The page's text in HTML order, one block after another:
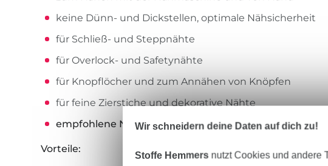
keine Dünn- und Dickstellen, optimale Nähsicherheit
für Schließ- und Steppnähte
für Overlock- und Safetynähte
für Knopflöcher und zum Annähen von Knöpfen
für feine Zierstiche und dekorative Nähte
empfohlene Nadel und Nadelstärke:Universalnadel NM
Vorteile:
Wir schneidern deine Daten auf dich zu!
Stoffe Hemmers nutzt Cookies und andere